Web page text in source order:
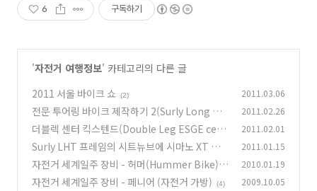
6 구독하기
'자전거 여행정보' 카테고리의 다른 글
2011 서울 바이크 쇼
(2) 2011.03.06
전문 투어링 바이크 제작하기 2(Surly Long Ha
ul Trucker) - 조립후기 (28)
2011.02.26
더블렉 센터 킥스텐드(Double Leg ESGE cent
er kickstand)
(3)
2011.02.01
Surly LHT 프레임의 시트뉴브에 시마노 XT 앞
디레일러 장착
(6)
2011.01.15
자전거 세계일주 장비 - 허머(Hummer Bike)
(6)
2010.01.19
자전거 세계일주 장비 - 페니어 (자전거 가방) (4) 2009.10.05